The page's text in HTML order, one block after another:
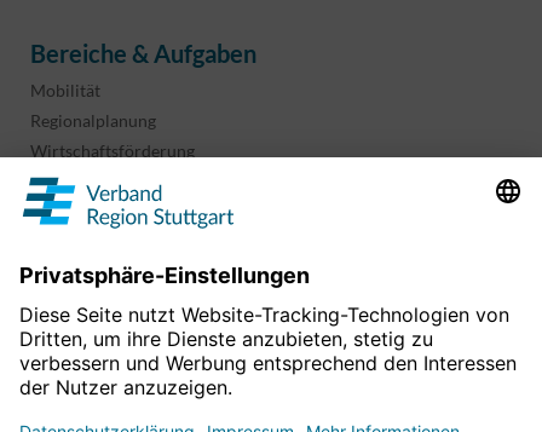
Bereiche & Aufgaben
Mobilität
Regionalplanung
Wirtschaftsförderung
Sport und Kultur
Projekte & Programme
Informationen & Downloads